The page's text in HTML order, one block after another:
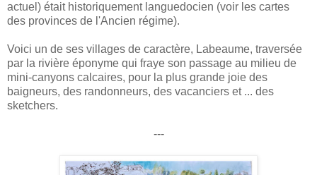
actuel) était historiquement languedocien (voir les cartes
des provinces de l'Ancien régime).
Voici un de ses villages de caractère, Labeaume, traversée
par la rivière éponyme qui fraye son passage au milieu de
mini-canyons calcaires, pour la plus grande joie des
baigneurs, des randonneurs, des vacanciers et ... des
sketchers.
---